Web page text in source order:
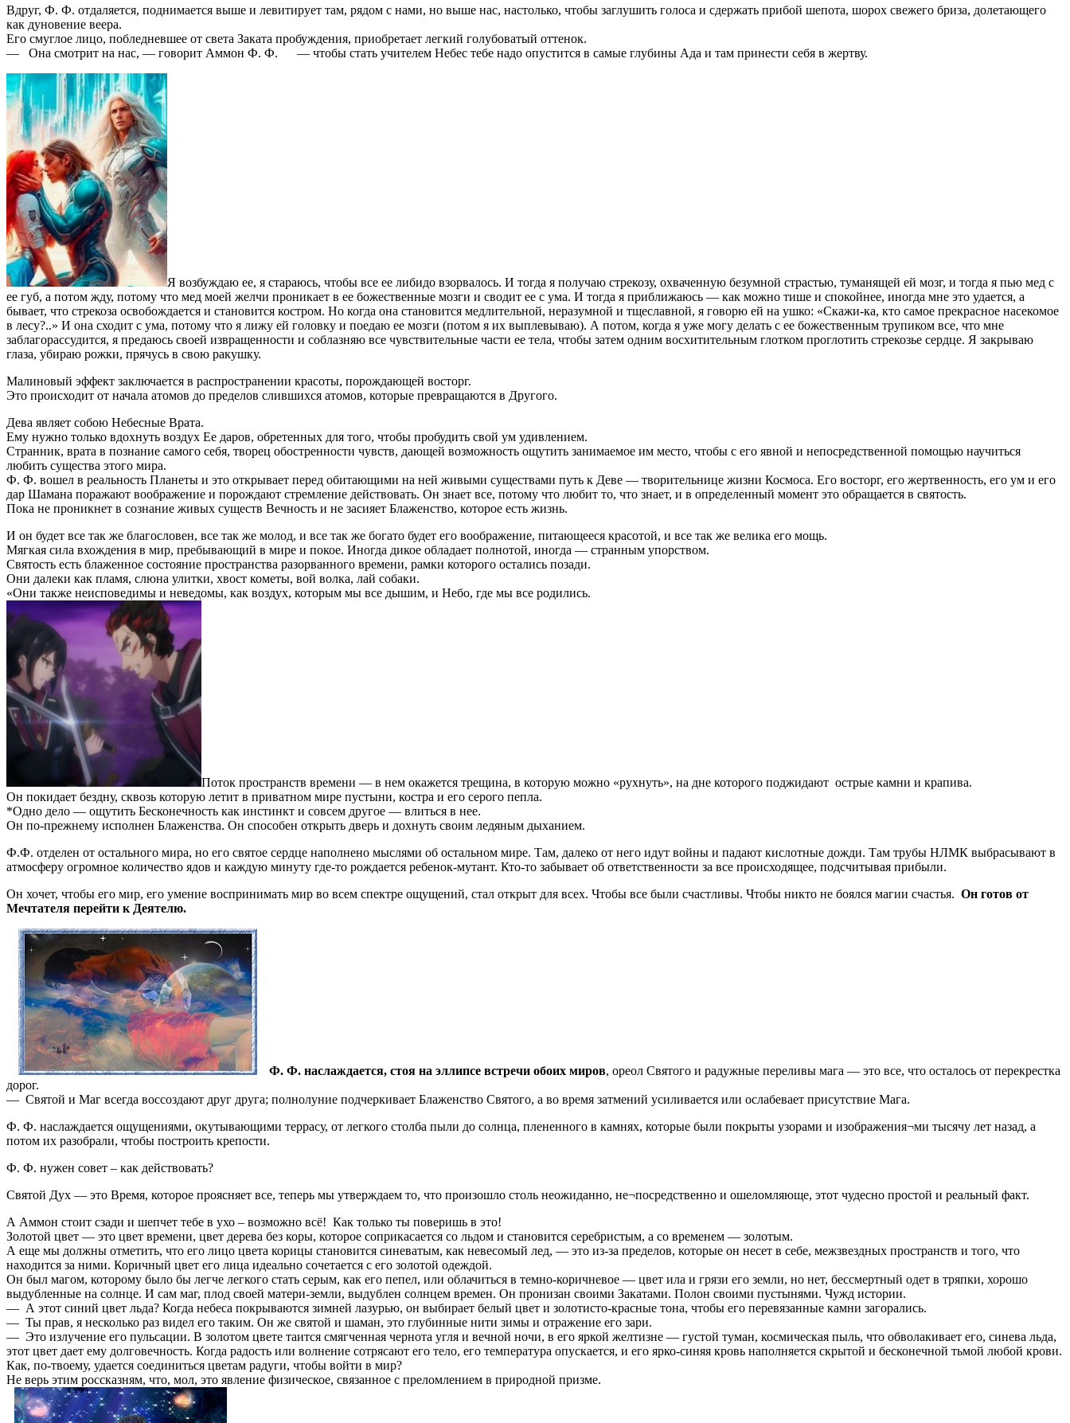
Вдруг, Ф. Ф. отдаляется, поднимается выше и левитирует там, рядом с нами, но выше нас, настолько, чтобы заглушить голоса и сдержать прибой шепота, шорох свежего бриза, долетающего
как дуновение веера.
Его смуглое лицо, побледневшее от света Заката пробуждения, приобретает легкий голубоватый оттенок.
— Она смотрит на нас, — говорит Аммон Ф. Ф. — чтобы стать учителем Небес тебе надо опустится в самые глубины Ада и там принести себя в жертву.
Я возбуждаю ее, я стараюсь, чтобы все ее либидо взорвалось. И тогда я получаю стрекозу, охваченную безумной страстью, туманящей ей мозг, и тогда я пью мед с
ее губ, а потом жду, потому что мед моей желчи проникает в ее божественные мозги и сводит ее с ума. И тогда я приближаюсь — как можно тише и спокойнее, иногда мне это удается, а
бывает, что стрекоза освобождается и становится костром. Но когда она становится медлительной, неразумной и тщеславной, я говорю ей на ушко: «Скажи-ка, кто самое прекрасное насекомое
в лесу?..» И она сходит с ума, потому что я лижу ей головку и поедаю ее мозги (потом я их выплевываю). А потом, когда я уже могу делать с ее божественным трупиком все, что мне
заблагорассудится, я предаюсь своей извращенности и соблазняю все чувствительные части ее тела, чтобы затем одним восхитительным глотком проглотить стрекозье сердце. Я закрываю
глаза, убираю рожки, прячусь в свою ракушку.
Малиновый эффект заключается в распространении красоты, порождающей восторг.
Это происходит от начала атомов до пределов слившихся атомов, которые превращаются в Другого.
Дева являет собою Небесные Врата.
Ему нужно только вдохнуть воздух Ее даров, обретенных для того, чтобы пробудить свой ум удивлением.
Странник, врата в познание самого себя, творец обостренности чувств, дающей возможность ощутить занимаемое им место, чтобы с его явной и непосредственной помощью научиться
любить существа этого мира.
Ф. Ф. вошел в реальность Планеты и это открывает перед обитающими на ней живыми существами путь к Деве — творительнице жизни Космоса. Его восторг, его жертвенность, его ум и его
дар Шамана поражают воображение и порождают стремление действовать. Он знает все, потому что любит то, что знает, и в определенный момент это обращается в святость.
Пока не проникнет в сознание живых существ Вечность и не засияет Блаженство, которое есть жизнь.
И он будет все так же благословен, все так же молод, и все так же богато будет его воображение, питающееся красотой, и все так же велика его мощь.
Мягкая сила вхождения в мир, пребывающий в мире и покое. Иногда дикое обладает полнотой, иногда — странным упорством.
Святость есть блаженное состояние пространства разорванного времени, рамки которого остались позади.
Они далеки как пламя, слюна улитки, хвост кометы, вой волка, лай собаки.
«Они также неисповедимы и неведомы, как воздух, которым мы все дышим, и Небо, где мы все родились.
Поток пространств времени — в нем окажется трещина, в которую можно «рухнуть», на дне которого поджидают острые камни и крапива.
Он покидает бездну, сквозь которую летит в приватном мире пустыни, костра и его серого пепла.
*Одно дело — ощутить Бесконечность как инстинкт и совсем другое — влиться в нее.
Он по-прежнему исполнен Блаженства. Он способен открыть дверь и дохнуть своим ледяным дыханием.
Ф.Ф. отделен от остального мира, но его святое сердце наполнено мыслями об остальном мире. Там, далеко от него идут войны и падают кислотные дожди. Там трубы НЛМК выбрасывают в
атмосферу огромное количество ядов и каждую минуту где-то рождается ребенок-мутант. Кто-то забывает об ответственности за все происходящее, подсчитывая прибыли.
Он хочет, чтобы его мир, его умение воспринимать мир во всем спектре ощущений, стал открыт для всех. Чтобы все были счастливы. Чтобы никто не боялся магии счастья. Он готов от
Мечтателя перейти к Деятелю.
Ф. Ф. наслаждается, стоя на эллипсе встречи обоих миров, ореол Святого и радужные переливы мага — это все, что осталось от перекрестка
дорог.
— Святой и Маг всегда воссоздают друг друга; полнолуние подчеркивает Блаженство Святого, а во время затмений усиливается или ослабевает присутствие Мага.
Ф. Ф. наслаждается ощущениями, окутывающими террасу, от легкого столба пыли до солнца, плененного в камнях, которые были покрыты узорами и изображения¬ми тысячу лет назад, а
потом их разобрали, чтобы построить крепости.
Ф. Ф. нужен совет – как действовать?
Святой Дух — это Время, которое проясняет все, теперь мы утверждаем то, что произошло столь неожиданно, не¬посредственно и ошеломляюще, этот чудесно простой и реальный факт.
А Аммон стоит сзади и шепчет тебе в ухо – возможно всё! Как только ты поверишь в это!
Золотой цвет — это цвет времени, цвет дерева без коры, которое соприкасается со льдом и становится серебристым, а со временем — золотым.
А еще мы должны отметить, что его лицо цвета корицы становится синеватым, как невесомый лед, — это из-за пределов, которые он несет в себе, межзвездных пространств и того, что
находится за ними. Коричный цвет его лица идеально сочетается с его золотой одеждой.
Он был магом, которому было бы легче легкого стать серым, как его пепел, или облачиться в темно-коричневое — цвет ила и грязи его земли, но нет, бессмертный одет в тряпки, хорошо
выдубленные на солнце. И сам маг, плод своей матери-земли, выдублен солнцем времен. Он пронизан своими Закатами. Полон своими пустынями. Чужд истории.
— А этот синий цвет льда? Когда небеса покрываются зимней лазурью, он выбирает белый цвет и золотисто-красные тона, чтобы его перевязанные камни загорались.
— Ты прав, я несколько раз видел его таким. Он же святой и шаман, это глубинные нити зимы и отражение его зари.
— Это излучение его пульсации. В золотом цвете таится смягченная чернота угля и вечной ночи, в его яркой желтизне — густой туман, космическая пыль, что обволакивает его, синева льда,
этот цвет дает ему долговечность. Когда радость или волнение сотрясают его тело, его температура опускается, и его ярко-синяя кровь наполняется скрытой и бесконечной тьмой любой крови.
Как, по-твоему, удается соединиться цветам радуги, чтобы войти в мир?
Не верь этим россказням, что, мол, это явление физическое, связанное с преломлением в природной призме.